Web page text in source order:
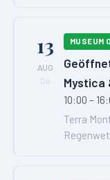
13
AUG
Do
MUSEUM
Mystica
10:00 –
Terra